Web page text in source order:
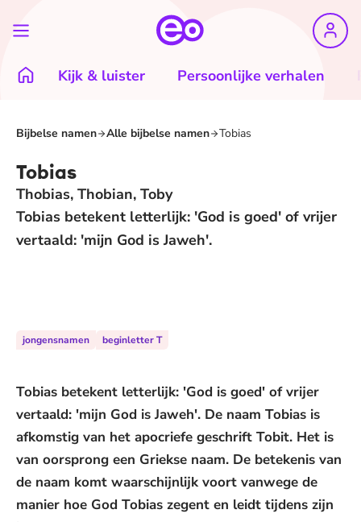
Kijk & luister Persoonlijke verhalen
Bijbelse namen Alle bijbelse namen Tobias
Tobias
Thobias, Thobian, Toby
Tobias betekent letterlijk: 'God is goed' of vrijer
vertaald: 'mijn God is Jaweh'.
jongensnamen beginletter T
Tobias betekent letterlijk: 'God is goed' of vrijer
vertaald: 'mijn God is Jaweh'. De naam Tobias is
afkomstig van het apocriefe geschrift Tobit. Het is
van oorsprong een Griekse naam. De betekenis van
de naam komt waarschijnlijk voort vanwege de
manier hoe God Tobias zegent en leidt tijdens zijn